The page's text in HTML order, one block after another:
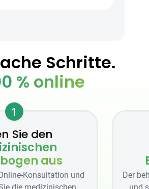
Schritte.
% online
1
Sie den
aus
Konsultation und
Der